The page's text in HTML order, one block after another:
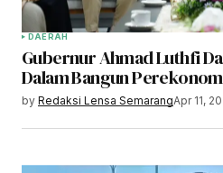
DAERAH
Gubernur Ahmad Luthfi
Dalam Bangun
by Redaksi Lensa SemarangApr 11,